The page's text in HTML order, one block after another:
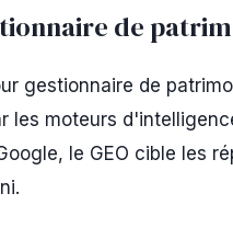
de
gestionnaire de
les moteurs
le GEO cible les